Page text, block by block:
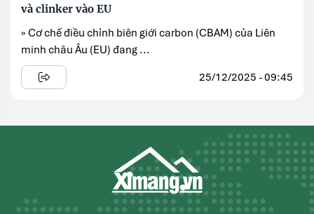
và clinker vào EU
» Cơ chế điều chỉnh biên giới carbon (CBAM) của Liên
minh châu Âu (EU) đang ...
25/12/2025 - 09:45